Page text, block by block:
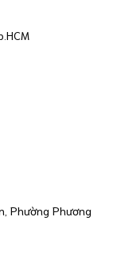
Phường Phương